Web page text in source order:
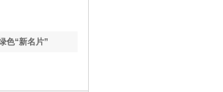
色“新名片”